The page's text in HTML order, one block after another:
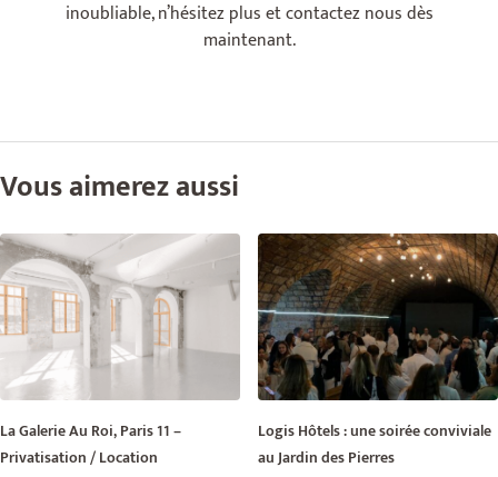
inoubliable, n’hésitez plus et contactez nous dès
maintenant.
Vous aimerez aussi
La Galerie Au Roi, Paris 11 –
Privatisation / Location
Logis Hôtels : une soirée conviviale
au Jardin des Pierres